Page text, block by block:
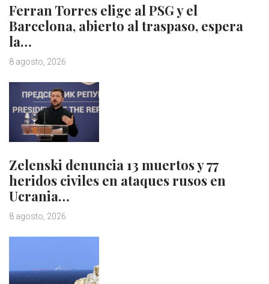
Ferran Torres elige al PSG y el
Barcelona, abierto al traspaso, espera
la…
8 agosto, 2026
Zelenski denuncia 13 muertos y 77
heridos civiles en ataques rusos en
Ucrania…
8 agosto, 2026